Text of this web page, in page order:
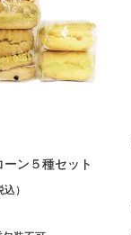
ーン５種セット
込）